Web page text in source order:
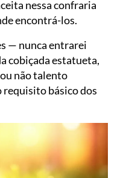
nessa confraria
encontrá-los.
— nunca entrarei
cobiçada estatueta,
não talento
requisito básico dos